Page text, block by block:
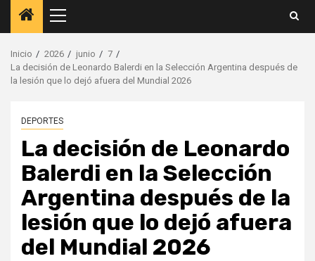
Menú
principal
Inicio 2026 junio
7
La decisión de Leonardo Balerdi en la Selección Argentina después de
la lesión que lo dejó afuera del Mundial 2026
DEPORTES
La decisión de Leonardo
Balerdi en la Selección
Argentina después de la
lesión que lo dejó afuera
del Mundial 2026